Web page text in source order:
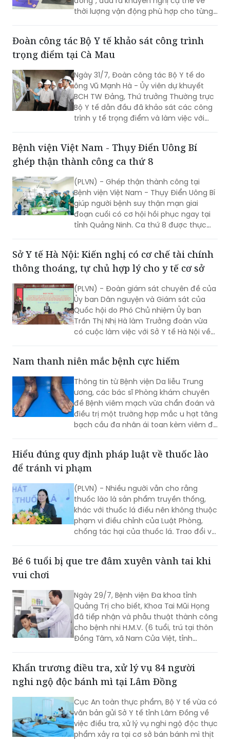
người cao tuổi nhằm nâng cao sức
khỏe và phòng ngừa bệnh tật.
Đoàn công tác Bộ Y tế khảo sát công trình
Ngày 31/7, Đoàn công tác Bộ Y tế do
ông Vũ Mạnh Hà - Ủy viên dự khuyết
BCH TW Đảng, Thứ trưởng Thường trực
Bộ Y tế dẫn đầu đã khảo sát các công
trình y tế trọng điểm và làm việc với
lãnh đạo tỉnh Cà Mau nhằm đánh giá
hiện trạng, tháo gỡ khó khăn, định
hướng phát triển hệ thống y tế địa
đáp ứng yêu cầu chăm sóc sức khỏe
nhân dân trong giai đoạn mới.
Bệnh viện Việt Nam - Thụy Điển Uông Bí
(PLVN) - Ghép thận thành công tại
Bệnh viện Việt Nam - Thụy Điển Uông Bí
giúp người bệnh suy thận mạn giai
đoạn cuối có cơ hội hồi phục ngay tại
tỉnh Quảng Ninh. Ca thứ 8 được thực
hiện với sự hỗ trợ của Bệnh viện Việt
Đức.
Sở Y tế Hà Nội: Kiến nghị có cơ chế tài chính
(PLVN) - Đoàn giám sát chuyên đề của
Ủy ban Dân nguyện và Giám sát của
Quốc hội do Phó Chủ nhiệm Ủy ban
Trần Thị Nhị Hà làm Trưởng đoàn vừa
có cuộc làm việc với Sở Y tế Hà Nội về
việc “giải quyết kiến nghị của cử tri về
bảo đảm nhân lực y tế nhằm nâng cao
chất lượng hoạt động của trạm y tế
quyền địa phương 2 cấp (CQĐP2C)”.
Nam thanh niên mắc bệnh cực hiếm
Thông tin từ Bệnh viện Da liễu Trung
ương, các bác sĩ Phòng khám chuyên
đề Bệnh viêm mạch vừa chẩn đoán và
điều trị một trường hợp mắc u hạt tăng
bạch cầu đa nhân ái toan kèm viêm đa
mạch (Eosinophilic Granulomatosis
with Polyangiitis - EGPA) – một bệnh lý
viêm mạch máu kích thước nhỏ và
người châu Á.
Hiểu đúng quy định pháp luật về thuốc lào
(PLVN) - Nhiều người vẫn cho rằng
thuốc lào là sản phẩm truyền thống,
khác với thuốc lá điếu nên không thuộc
phạm vi điều chỉnh của Luật Phòng,
chống tác hại của thuốc lá. Trao đổi với
phóng viên Báo Pháp luật Việt Nam, Ths.
Nguyễn Thị Thu Hương - chuyên gia về
phòng, chống tác hại của thuốc lá
đúng. Thuốc lào là một dạng thuốc lá
theo quy định của pháp luật, vì vậy mọi
vi phạm và trách nhiệm của người
quản lý đều được áp dụng tương tự
như đối với thuốc lá điếu.
Bé 6 tuổi bị que tre đâm xuyên vành tai khi
Ngày 29/7, Bệnh viện Đa khoa tỉnh
đã tiếp nhận và phẫu thuật thành công
cho bệnh nhi H.M.V. (6 tuổi, trú tại thôn
Đồng Tâm, xã Nam Cửa Việt, tỉnh
Quảng Trị) bị que tre đâm xuyên vành
tai trái.
Khẩn trương điều tra, xử lý vụ 84 người
Cục An toàn thực phẩm, Bộ Y tế vừa có
văn bản gửi Sở Y tế tỉnh Lâm Đồng về
việc điều tra, xử lý vụ nghi ngộ độc thực
phẩm xảy ra tại cơ sở bán bánh mì thịt
nướng - pate Minh Trung, thôn Hai Bà
Trưng, xã Nam Ban Lâm Hà.